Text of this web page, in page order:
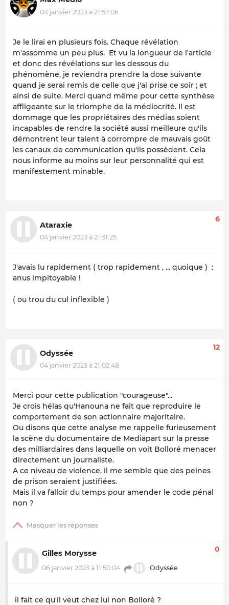
04 janvier 2023 à 21:57:06
Je le lirai en plusieurs fois. Chaque révélation
m'assomme un peu plus. Et vu la longueur de l'article
et donc des révélations sur les dessous du
phénomène, je reviendra prendre la dose suivante
quand je serai remis de celle que j'ai prise ce soir ; et
ainsi de suite. Merci quand même pour cette synthèse
affligeante sur le triomphe de la médiocrité. Il est
dommage que les propriétaires des médias soient
incapables de rendre la société aussi meilleure qu'ils
démontrent leur talent à corrompre de mauvais goût
les canaux de communication qu'ils possèdent. Cela
nous informe au moins sur leur personnalité qui est
manifestement minable.
Ataraxie
04 janvier 2023 à 21:31:25
6
J'avais lu rapidement ( trop rapidement , ... quoique ) :
anus impitoyable !
( ou trou du cul inflexible )
Odyssée
04 janvier 2023 à 21:02:48
12
Merci pour cette publication "courageuse"...
Je crois hélas qu'Hanouna ne fait que reproduire le
comportement de son actionnaire majoritaire.
Ou disons que cette analyse me rappelle furieusement
la scène du documentaire de Mediapart sur la presse
des milliardaires dans laquelle on voit Bolloré menacer
directement un journaliste.
A ce niveau de violence, il me semble que des peines
de prison seraient justifiées.
Mais il va falloir du temps pour amender le code pénal
non ?
Gilles Morysse
06 janvier 2023 à 11:50:04 Odyssée
0
il fait ce qu'il veut chez lui non Bolloré ?